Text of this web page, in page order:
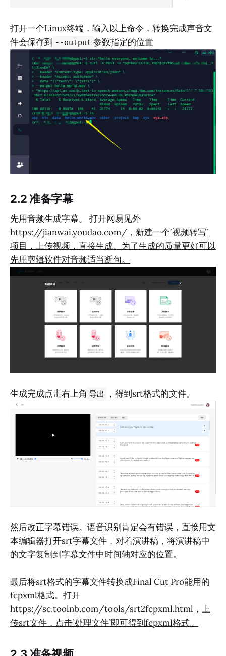
打开一个Linux终端，输入以上命令，转换完成声音文
件会保存到 --output 参数指定的位置
2.2 准备字幕
先用音频生成字幕。 打开网易见外
https://jianwai.youdao.com/，新建一个`视频转写`
项目，上传视频，直接生成。为了生成的质量更好可以
先用剪辑软件对音频适当断句。
生成完成点击右上角 导出 ，得到srt格式的文件。
然后改正字幕错误。语音识别肯定会有错误，直接用文
本编辑器打开srt字幕文件，对着演讲稿，将演讲稿中
的文字复制到字幕文件中时间轴对应的位置。
最后将srt格式的字幕文件转换成Final Cut Pro能用的
fcpxml格式。打开
https://sc.toolnb.com/tools/srt2fcpxml.html，上
传srt文件，点击`处理文件`即可得到fcpxml格式。